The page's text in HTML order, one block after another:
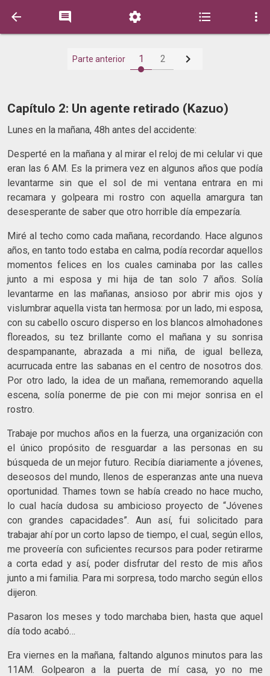
    
Parte anterior 1 2 
Capítulo 2: Un agente retirado (Kazuo)
Lunes en la mañana, 48h antes del accidente:
Desperté en la mañana y al mirar el reloj de mi celular vi que
eran las 6 AM. Es la primera vez en algunos años que podía
levantarme sin que el sol de mi ventana entrara en mi
recamara y golpeara mi rostro con aquella amargura tan
desesperante de saber que otro horrible día empezaría.
Miré al techo como cada mañana, recordando. Hace algunos
años, en tanto todo estaba en calma, podía recordar aquellos
momentos felices en los cuales caminaba por las calles
junto a mi esposa y mi hija de tan solo 7 años. Solía
levantarme en las mañanas, ansioso por abrir mis ojos y
vislumbrar aquella vista tan hermosa: por un lado, mi esposa,
con su cabello oscuro disperso en los blancos almohadones
floreados, su tez brillante como el mañana y su sonrisa
despampanante, abrazada a mi niña, de igual belleza,
acurrucada entre las sabanas en el centro de nosotros dos.
Por otro lado, la idea de un mañana, rememorando aquella
escena, solía ponerme de pie con mi mejor sonrisa en el
rostro.
Trabaje por muchos años en la fuerza, una organización con
el único propósito de resguardar a las personas en su
búsqueda de un mejor futuro. Recibía diariamente a jóvenes,
deseosos del mundo, llenos de esperanzas ante una nueva
oportunidad. Thames town se había creado no hace mucho,
lo cual hacía dudosa su ambicioso proyecto de “Jóvenes
con grandes capacidades”. Aun así, fui solicitado para
trabajar ahí por un corto lapso de tiempo, el cual, según ellos,
me proveería con suficientes recursos para poder retirarme
a corta edad y así, poder disfrutar del resto de mis años
junto a mi familia. Para mi sorpresa, todo marcho según ellos
dijeron.
Pasaron los meses y todo marchaba bien, hasta que aquel
día todo acabó…
Era viernes en la mañana, faltando algunos minutos para las
11AM. Golpearon a la puerta de mí casa, yo no me